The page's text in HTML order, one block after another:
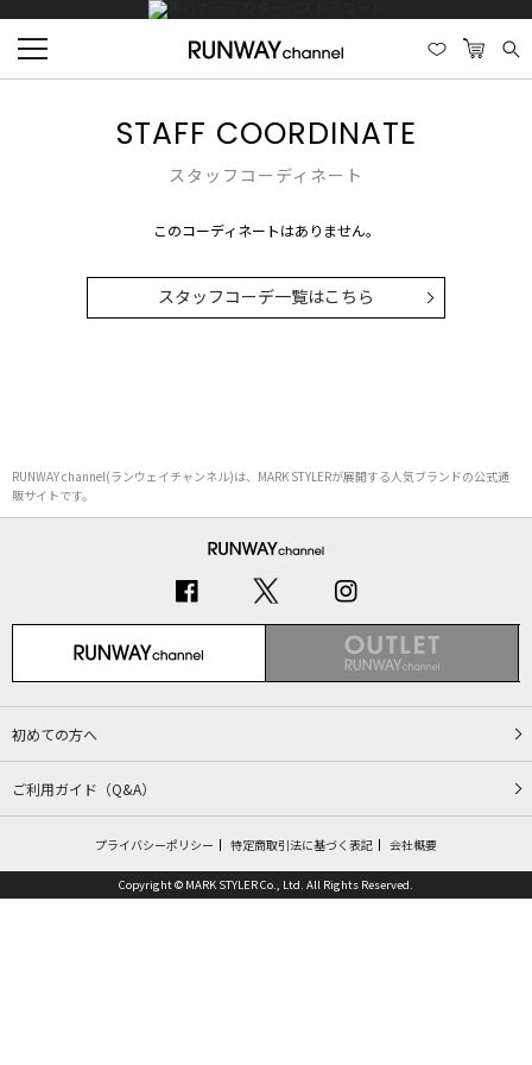
STAFF COORDINATE
スタッフコーディネート
このコーディネートはありません。
スタッフコーデ一覧はこちら
RUNWAY channel(ランウェイチャンネル)は、MARK STYLERが展開する人気ブランドの公式通
販サイトです。
初めての方へ
ご利用ガイド（Q&A）
プライバシーポリシー 特定商取引法に基づく表記 会社概要
Copyright © MARK STYLER Co., Ltd. All Rights Reserved.